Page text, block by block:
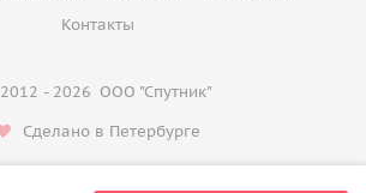
Контакты
2012 - 2026 ООО "Спутник"
Сделано в Петербурге